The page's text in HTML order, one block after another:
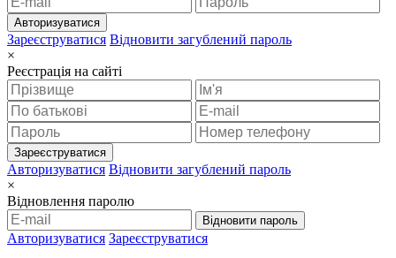
Авторизуватися
Зареєструватися Відновити загублений пароль
×
Реєстрація на сайті
Зареєструватися
Авторизуватися Відновити загублений пароль
×
Відновлення паролю
Відновити пароль
Авторизуватися Зареєструватися